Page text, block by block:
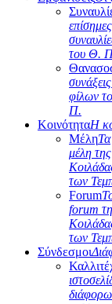
επίσημες
του Θ.
φίλων
Π.
ΚοινότηταΗ
ΜέληΤα
μέλη της
των
Forum
forum
των
Σύνδεσμοι